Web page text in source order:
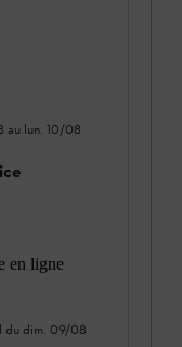
au lun. 10/08
en ligne
du dim. 09/08